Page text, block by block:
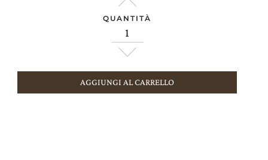
QUANTITÀ
AGGIUNGI AL CARRELLO